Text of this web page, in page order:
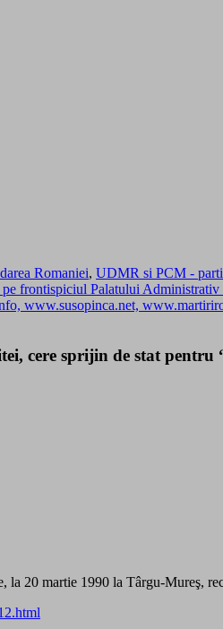
Romaniei, UDMR si PCM -
frontispiciul Palatului
www.susopinca.net,
cere sprijin de stat
20 martie 1990 la Târgu-Mureş,